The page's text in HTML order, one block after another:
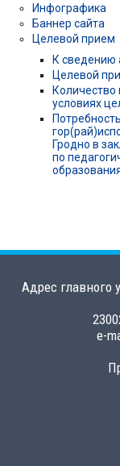
Инфографика
Баннер сайта
Целевой прием
К сведению
Целевой
Количество
условиях
Гродно в
по
Адрес главного
e-